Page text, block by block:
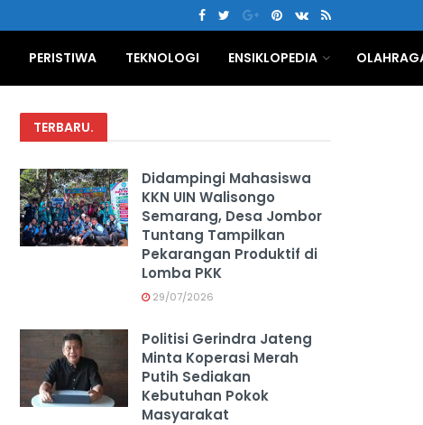
PERISTIWA TEKNOLOGI ENSIKLOPEDIA
TERBARU.
Didampingi Mahasiswa
KKN UIN Walisongo
Semarang, Desa Jombor
Tuntang Tampilkan
Pekarangan Produktif di
Lomba PKK
29/07/2026
Politisi Gerindra Jateng
Minta Koperasi Merah
Putih Sediakan
Kebutuhan Pokok
Masyarakat